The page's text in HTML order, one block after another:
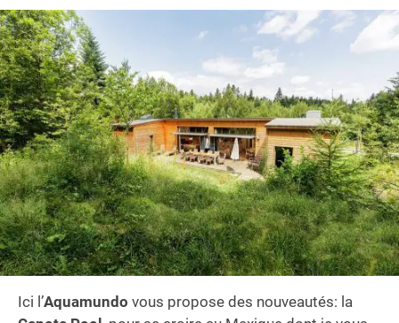
Ici l’Aquamundo vous propose des nouveautés: la